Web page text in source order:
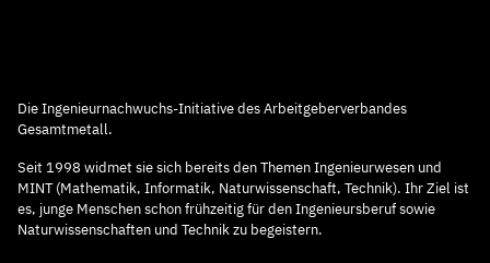
Die Ingenieurnachwuchs-Initiative des Arbeitgeberverbandes
Gesamtmetall.
Seit 1998 widmet sie sich bereits den Themen Ingenieurwesen und
MINT (Mathematik, Informatik, Naturwissenschaft, Technik). Ihr Ziel ist
es, junge Menschen schon frühzeitig für den Ingenieursberuf sowie
Naturwissenschaften und Technik zu begeistern.